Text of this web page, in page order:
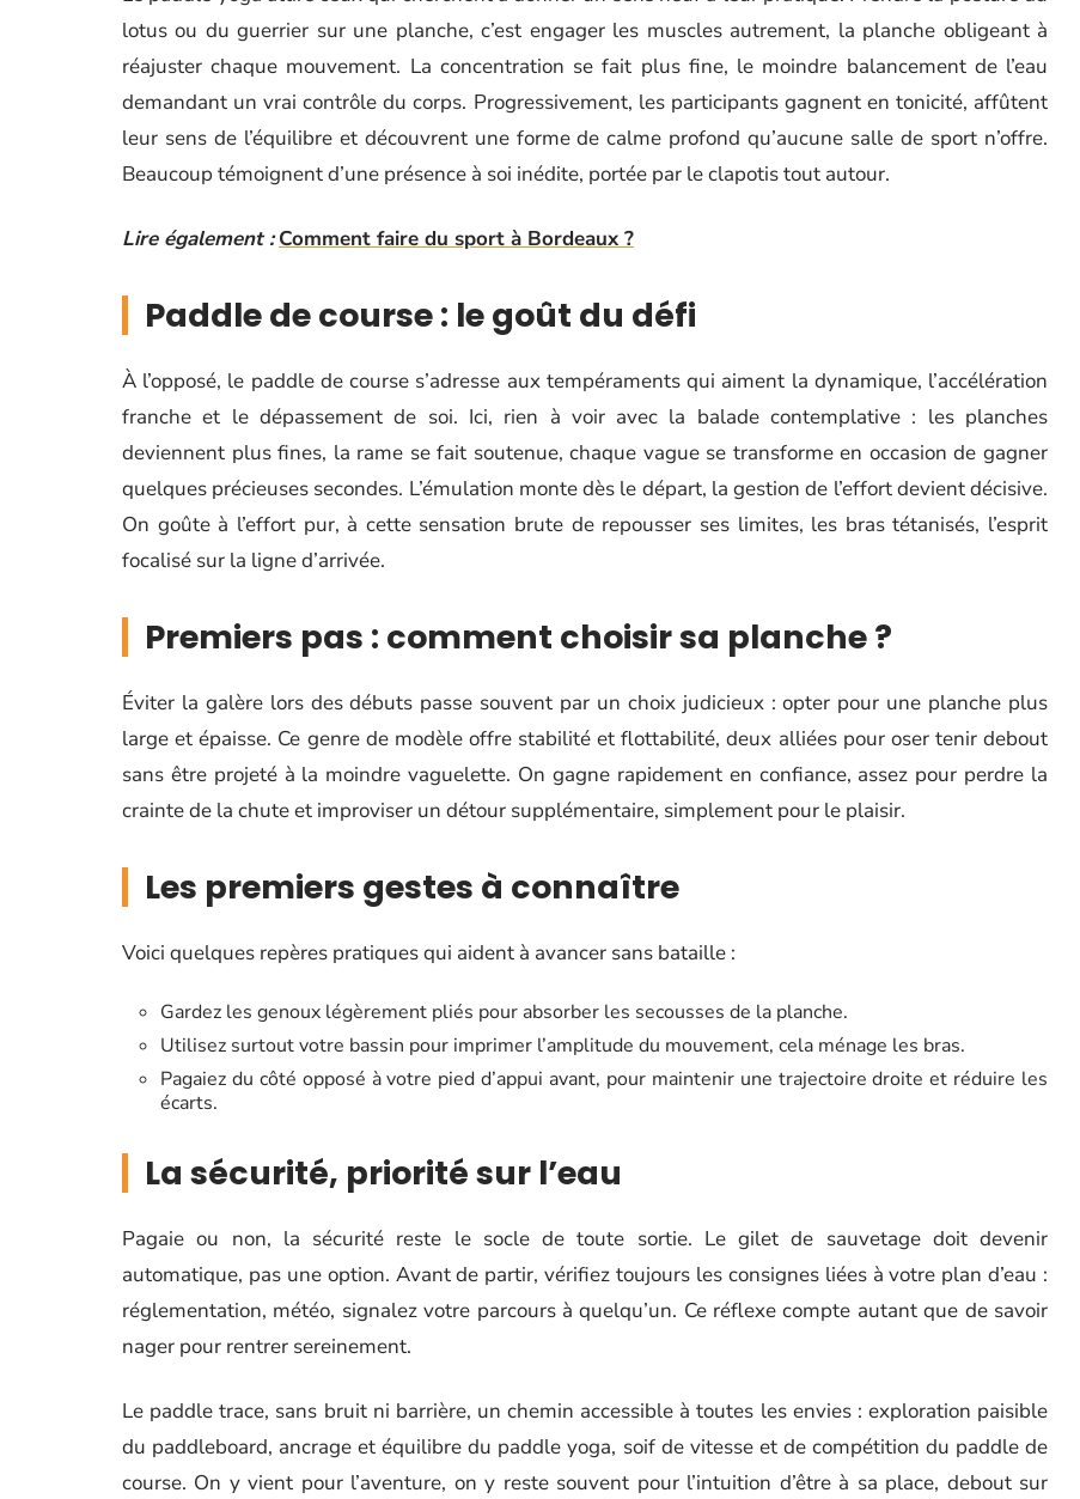
lotus ou du guerrier sur une planche, c’est engager les muscles autrement, la planche obligeant à
réajuster chaque mouvement. La concentration se fait plus fine, le moindre balancement de l’eau
demandant un vrai contrôle du corps. Progressivement, les participants gagnent en tonicité, affûtent
leur sens de l’équilibre et découvrent une forme de calme profond qu’aucune salle de sport n’offre.
Beaucoup témoignent d’une présence à soi inédite, portée par le clapotis tout autour.
Lire également : Comment faire du sport à Bordeaux ?
Paddle de course : le goût du défi
À l’opposé, le paddle de course s’adresse aux tempéraments qui aiment la dynamique, l’accélération
franche et le dépassement de soi. Ici, rien à voir avec la balade contemplative : les planches
deviennent plus fines, la rame se fait soutenue, chaque vague se transforme en occasion de gagner
quelques précieuses secondes. L’émulation monte dès le départ, la gestion de l’effort devient décisive.
On goûte à l’effort pur, à cette sensation brute de repousser ses limites, les bras tétanisés, l’esprit
focalisé sur la ligne d’arrivée.
Premiers pas : comment choisir sa planche ?
Éviter la galère lors des débuts passe souvent par un choix judicieux : opter pour une planche plus
large et épaisse. Ce genre de modèle offre stabilité et flottabilité, deux alliées pour oser tenir debout
sans être projeté à la moindre vaguelette. On gagne rapidement en confiance, assez pour perdre la
crainte de la chute et improviser un détour supplémentaire, simplement pour le plaisir.
Les premiers gestes à connaître
Voici quelques repères pratiques qui aident à avancer sans bataille :
Gardez les genoux légèrement pliés pour absorber les secousses de la planche.
Utilisez surtout votre bassin pour imprimer l’amplitude du mouvement, cela ménage les bras.
Pagaiez du côté opposé à votre pied d’appui avant, pour maintenir une trajectoire droite et réduire les
écarts.
La sécurité, priorité sur l’eau
Pagaie ou non, la sécurité reste le socle de toute sortie. Le gilet de sauvetage doit devenir
automatique, pas une option. Avant de partir, vérifiez toujours les consignes liées à votre plan d’eau :
réglementation, météo, signalez votre parcours à quelqu’un. Ce réflexe compte autant que de savoir
nager pour rentrer sereinement.
Le paddle trace, sans bruit ni barrière, un chemin accessible à toutes les envies : exploration paisible
du paddleboard, ancrage et équilibre du paddle yoga, soif de vitesse et de compétition du paddle de
course. On y vient pour l’aventure, on y reste souvent pour l’intuition d’être à sa place, debout sur